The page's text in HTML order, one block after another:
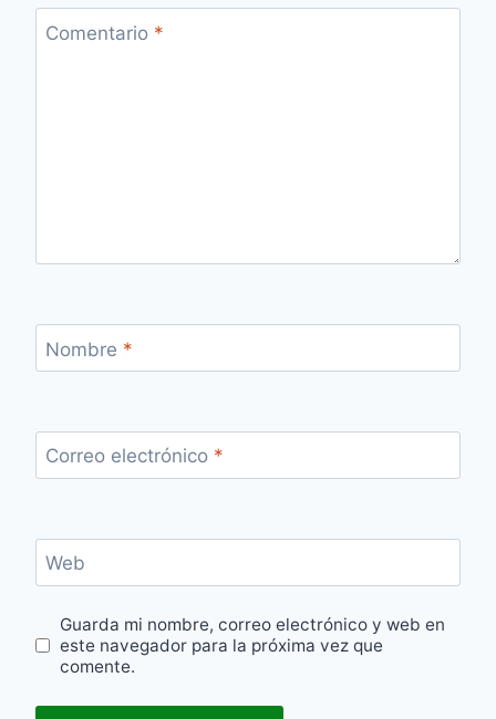
Comentario *
Nombre *
Correo electrónico *
Web
Guarda mi nombre, correo electrónico y web en
este navegador para la próxima vez que
comente.